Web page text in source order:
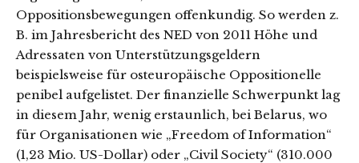
Oppositionsbewegungen offenkundig. So werden z.
B. im Jahresbericht des NED von 2011 Höhe und
Adressaten von Unterstützungsgeldern
beispielsweise für osteuropäische Oppositionelle
penibel aufgelistet. Der finanzielle Schwerpunkt lag
in diesem Jahr, wenig erstaunlich, bei Belarus, wo
für Organisationen wie „Freedom of Information“
(1,23 Mio. US-Dollar) oder „Civil Society“ (310.000